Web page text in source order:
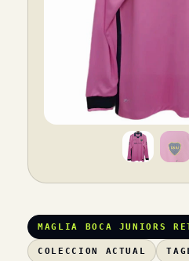
MAGLIA BOCA JUNIORS
COLECCION ACTUAL